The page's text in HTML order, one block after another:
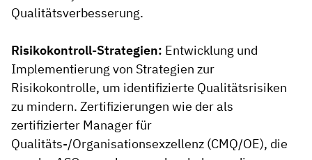
Qualitätsverbesserung.
Risikokontroll-Strategien: Entwicklung und
Implementierung von Strategien zur
Risikokontrolle, um identifizierte Qualitätsrisiken
zu mindern. Zertifizierungen wie der als
zertifizierter Manager für
Qualitäts-/Organisationsexzellenz (CMQ/OE), die